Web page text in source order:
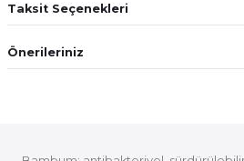
Taksit Seçenekleri
Önerileriniz